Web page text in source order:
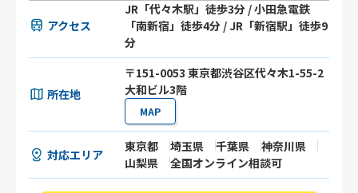
アクセス
JR「代々木駅」徒歩3分 / 小田急電鉄
「南新宿」徒歩4分 / JR「新宿駅」徒歩9
分
所在地
〒151-0053 東京都渋谷区代々木1-55-2
大和ビル3階
MAP
対応エリア
東京都 埼玉県 千葉県
神奈川県
山梨県
全国オンライン相談可